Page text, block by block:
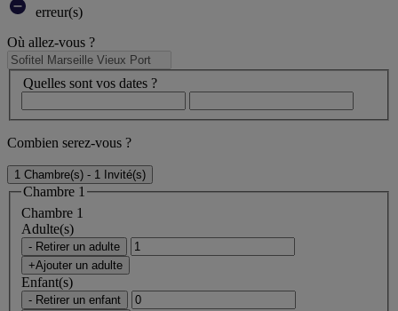
erreur(s)
Où allez-vous ?
Quelles sont vos dates ?
Combien serez-vous ?
1 Chambre(s) - 1 Invité(s)
Chambre 1
Chambre 1
Adulte(s)
- Retirer un adulte
+Ajouter un adulte
Enfant(s)
- Retirer un enfant